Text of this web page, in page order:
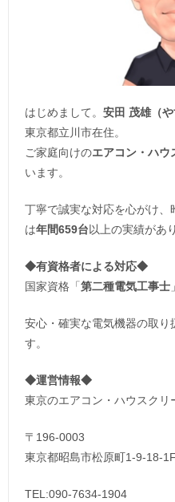
はじめまして。 安田 茂雄（や
東京都立川市在住。
ご家庭向けのエアコン・ハウ
います。
丁寧で誠実な対応を心がけ
は年間659台以上の実績があ
◆有資格者による対応◆
国家資格「 第二種電気工事士
安心・確実な電気機器の取り
す。
◆運営情報◆
東京のエアコン・ハウスクリ
〒196-0003
東京都昭島市松原町1-9‐18‐1F
TEL:090-7634-1904